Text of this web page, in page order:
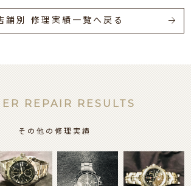
舗別 修理実績一覧へ戻る
REPAIR RESULTS
その他の修理実績